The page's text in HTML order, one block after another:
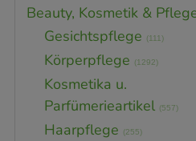
Beauty, Kosmetik &
Gesichtspflege (111)
Körperpflege (1292)
Kosmetika u.
Parfümerieartikel (557)
Haarpflege (255)